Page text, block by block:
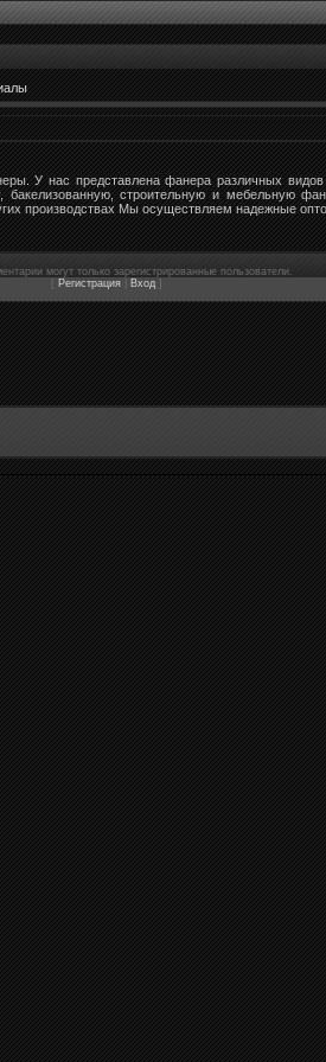
У нас представлена фанера различных
строительную и мебельную
производствах Мы осуществляем надежные
могут только зарегистрированные пользователи.
Регистрация| Вход]